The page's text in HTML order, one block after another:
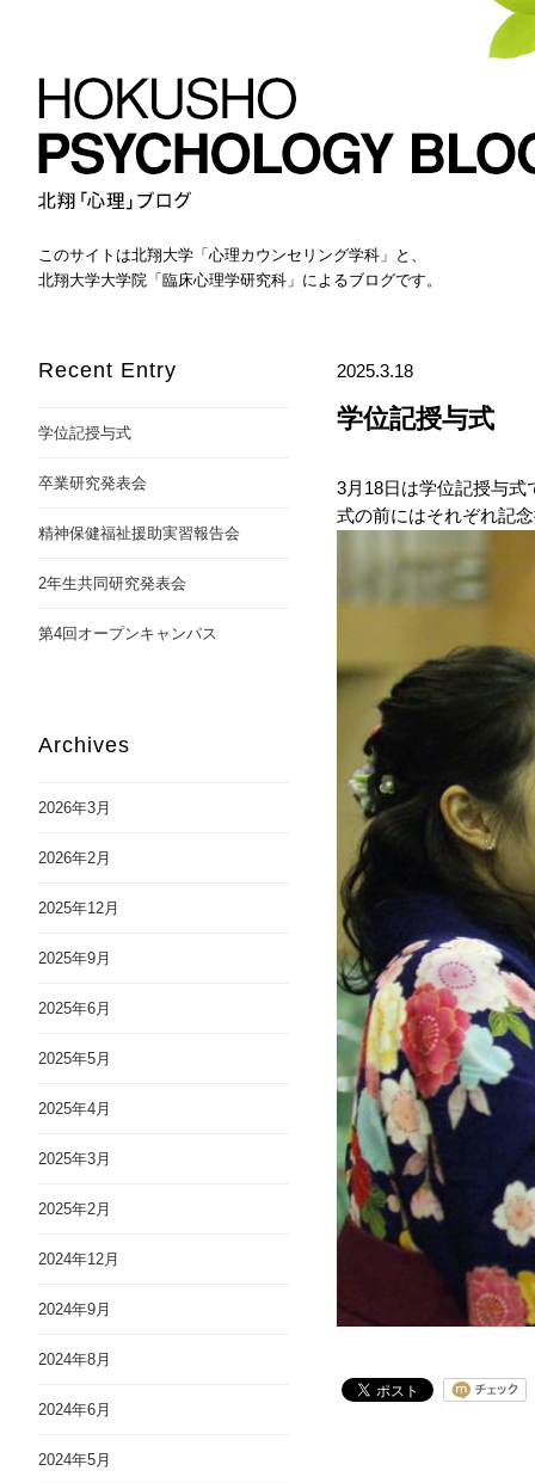
このサイトは北翔大学「心理カウンセリング学科」と、
北翔大学大学院「臨床心理学研究科」によるブログです。
Recent Entry
学位記授与式
卒業研究発表会
精神保健福祉援助実習報告会
2年生共同研究発表会
第4回オープンキャンパス
Archives
2026年3月
2026年2月
2025年12月
2025年9月
2025年6月
2025年5月
2025年4月
2025年3月
2025年2月
2024年12月
2024年9月
2024年8月
2024年6月
2024年5月
2025.3.18
学位記授与式
3月18日は学位記授与式
式の前にはそれぞれ記